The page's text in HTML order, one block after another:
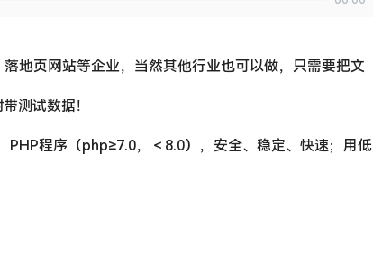
地页网站等企业，当然其他行业也可以做，只需要把文
测试数据！
PHP程序（php≥7.0，＜8.0），安全、稳定、快速；用低